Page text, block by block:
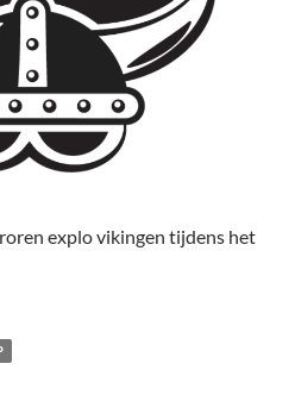
explo vikingen tijdens het